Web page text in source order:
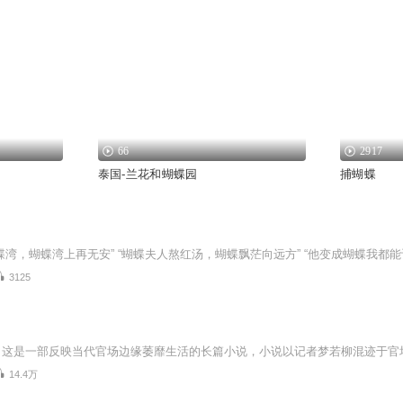
66
泰国-兰花和蝴蝶园
2917
捕蝴蝶
3125
14.4万